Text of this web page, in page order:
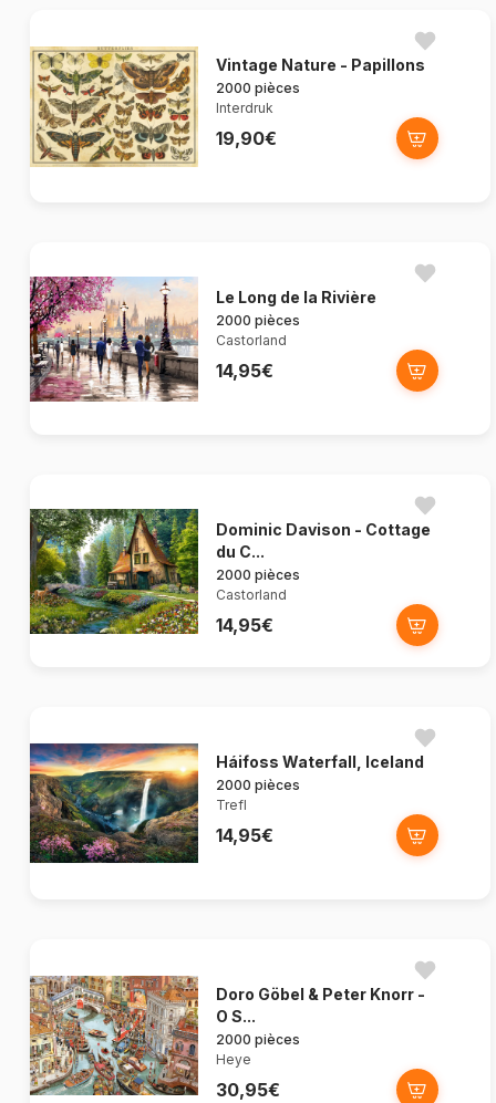
Vintage Nature - Papillons
2000 pièces
Interdruk
19,90€
Le Long de la Rivière
2000 pièces
Castorland
14,95€
Dominic Davison - Cottage
du C...
2000 pièces
Castorland
14,95€
Háifoss Waterfall, Iceland
2000 pièces
Trefl
14,95€
Doro Göbel & Peter Knorr -
O S...
2000 pièces
Heye
30,95€